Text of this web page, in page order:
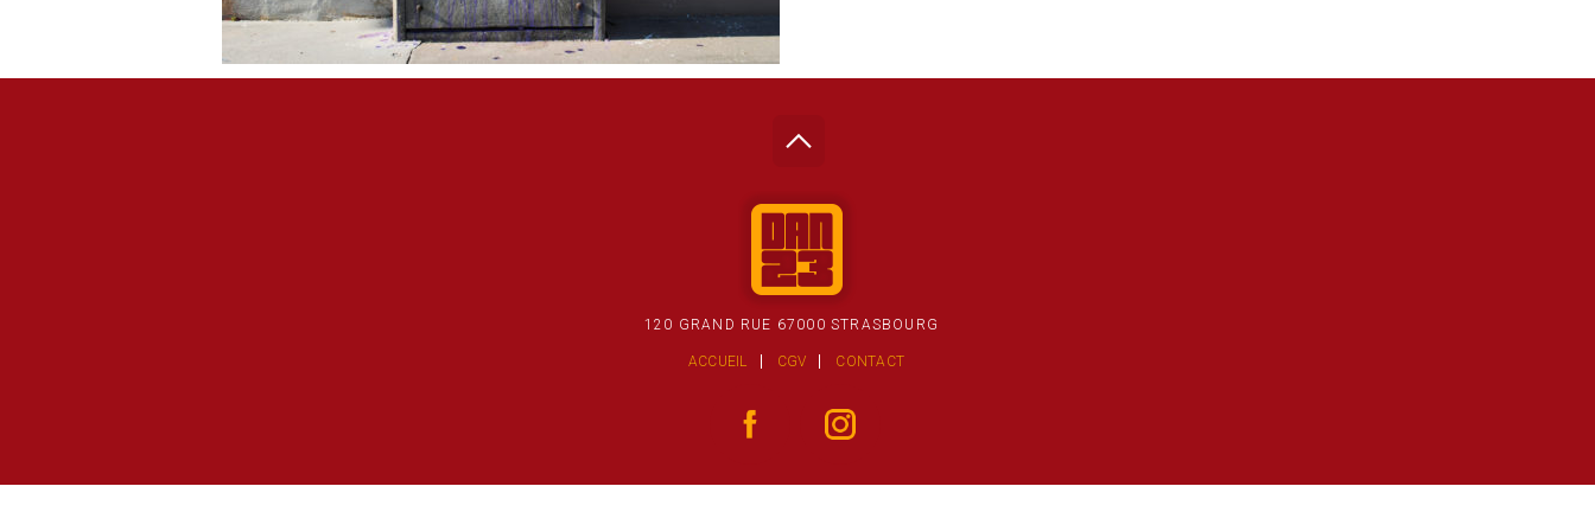
120 GRAND RUE 67000 STRASBOURG
ACCUEIL CGV CONTACT